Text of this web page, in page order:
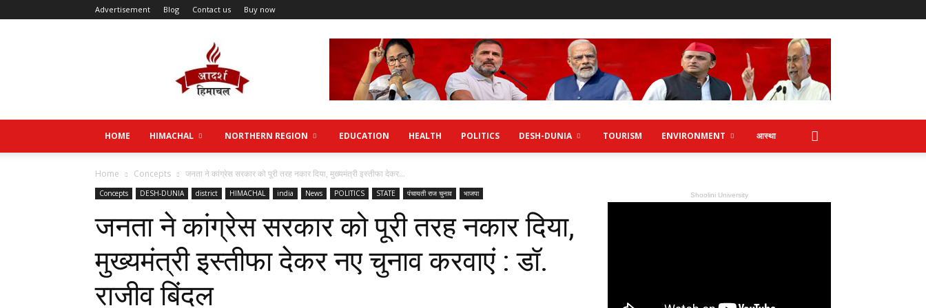
Advertisement Blog Contact us Buy now
HOME HIMACHAL NORTHERN REGION EDUCATION HEALTH POLITICS DESH-DUNIA TOURISM ENVIRONMENT आस्था
Home Concepts जनता ने कांग्रेस सरकार को पूरी तरह नकार दिया, मुख्यमंत्री इस्तीफा देकर...
Concepts DESH-DUNIA district HIMACHAL india News POLITICS STATE पंचायती राज चुनाव भाजपा
जनता ने कांग्रेस सरकार को पूरी तरह नकार दिया,
मुख्यमंत्री इस्तीफा देकर नए चुनाव करवाएं : डॉ.
राजीव बिंदल
Shoolini University